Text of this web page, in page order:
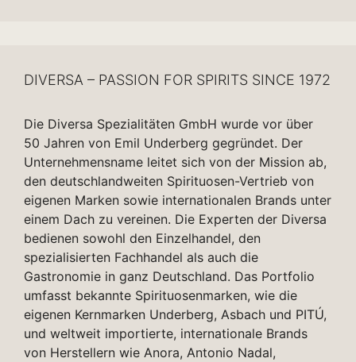
DIVERSA – PASSION FOR SPIRITS SINCE 1972
Die Diversa Spezialitäten GmbH wurde vor über
50 Jahren von Emil Underberg gegründet. Der
Unternehmensname leitet sich von der Mission ab,
den deutschlandweiten Spirituosen-Vertrieb von
eigenen Marken sowie internationalen Brands unter
einem Dach zu vereinen. Die Experten der Diversa
bedienen sowohl den Einzelhandel, den
spezialisierten Fachhandel als auch die
Gastronomie in ganz Deutschland. Das Portfolio
umfasst bekannte Spirituosenmarken, wie die
eigenen Kernmarken Underberg, Asbach und PITÚ,
und weltweit importierte, internationale Brands
von Herstellern wie Anora, Antonio Nadal,